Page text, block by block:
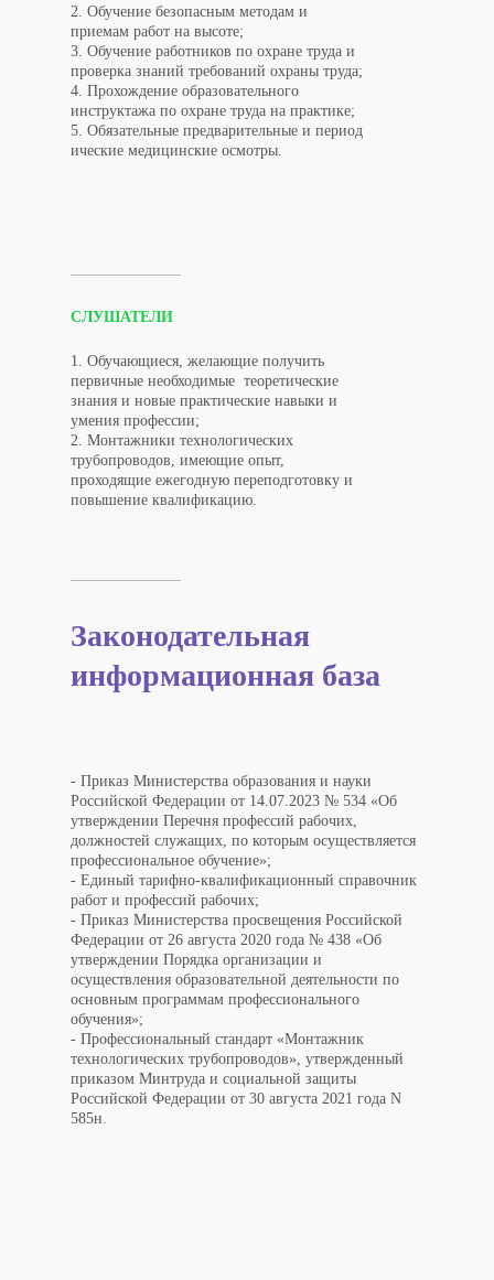
СЛУШАТЕЛИ
1. Обучающиеся, желающие получить
первичные необходимые теоретические
знания и новые практические навыки и
умения профессии;
2. Монтажники технологических
трубопроводов, имеющие опыт,
проходящие ежегодную переподготовку и
повышение квалификацию.
2. Обучение безопасным методам и
приемам работ на высоте;
3. Обучение работников по охране труда и
проверка знаний требований охраны труда;
4. Прохождение образовательного
инструктажа по охране труда на практике;
5. Обязательные предварительные и период
ические медицинские осмотры.
Законодательная
информационная база
- Приказ Министерства образования и науки
Российской Федерации от 14.07.2023 № 534 «Об
утверждении Перечня профессий рабочих,
должностей служащих, по которым осуществляется
профессиональное обучение»;
- Единый тарифно-квалификационный справочник
работ и профессий рабочих;
- Приказ Министерства просвещения Российской
Федерации от 26 августа 2020 года № 438 «Об
утверждении Порядка организации и
осуществления образовательной деятельности по
основным программам профессионального
обучения»;
- Профессиональный стандарт «Монтажник
технологических трубопроводов», утвержденный
приказом Минтруда и социальной защиты
Российской Федерации от 30 августа 2021 года N
585н.